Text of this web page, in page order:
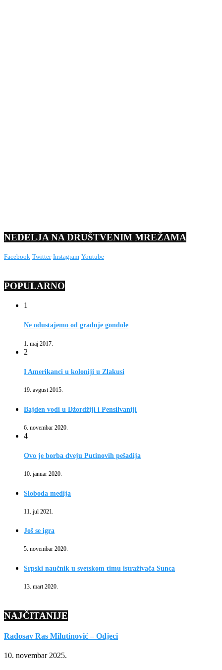
NEDELJA NA DRUŠTVENIM MREŽAMA
Facebook Twitter Instagram Youtube
POPULARNO
1
Ne odustajemo od gradnje gondole
1. maj 2017.
2
I Amerikanci u koloniji u Zlakusi
19. avgust 2015.
Bajden vodi u Džordžiji i Pensilvaniji
6. novembar 2020.
4
Ovo je borba dveju Putinovih pešadija
10. januar 2020.
Sloboda medija
11. jul 2021.
Još se igra
5. novembar 2020.
Srpski naučnik u svetskom timu istraživača Sunca
13. mart 2020.
NAJČITANIJE
Radosav Ras Milutinović – Odjeci
10. novembar 2025.